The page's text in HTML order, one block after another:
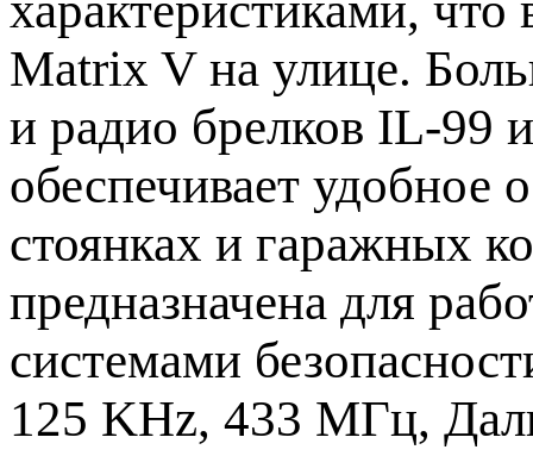
Matrix V на улице.
и радио брелков IL-99
обеспечивает удобное
стоянках и гаражных
предназначена для
системами
125 KHz, 433 МГц,